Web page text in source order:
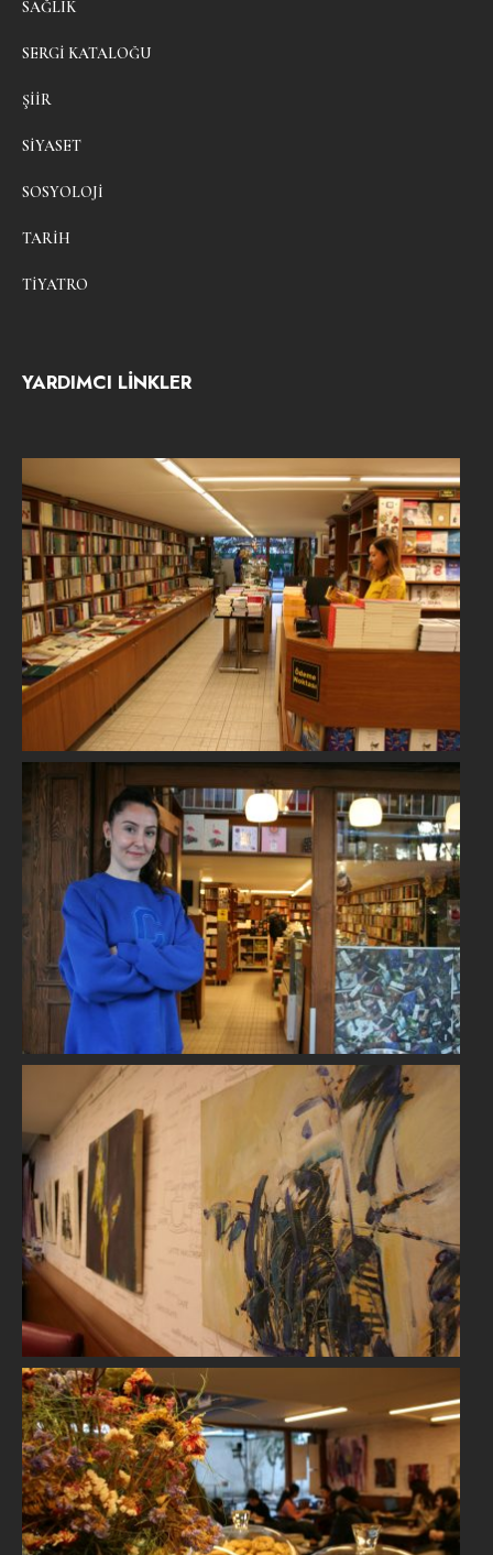
SAĞLIK
SERGI KATALOĞU
ŞIIR
SIYASET
SOSYOLOJI
TARIH
TIYATRO
YARDIMCI LİNKLER